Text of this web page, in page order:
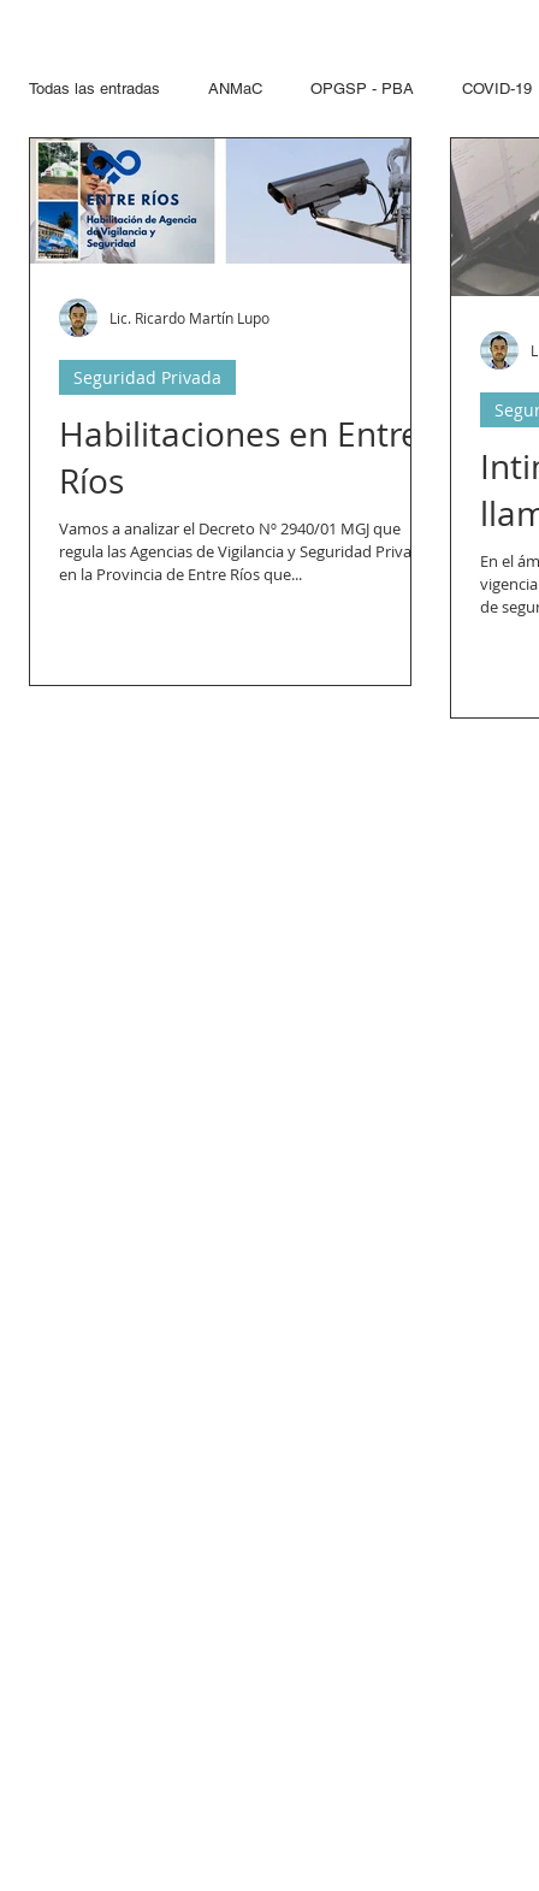
Todas las entradas ANMaC OPGSP - PBA COVID-19
Explosivos Mandatarios Seguridad Privada
Paseo del Bajo
Propelentes
Habilitaciones en Entre
Ríos
Vamos a analizar el Decreto Nº 2940/01 MGJ que
regula las Agencias de Vigilancia y Seguridad Privada
en la Provincia de Entre Ríos que...
Seguridad Privada
Lic. Ricardo Martín Lupo
En el
de